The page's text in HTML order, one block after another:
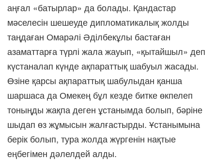
аңғал «батырлар» да болады. Қандастар
мәселесін шешеуде дипломатикалық жолды
таңдаған Омарәлі Әділбекұлы бастаған
азаматтарға түрлі жала жауып, «қытайшыл» деп
күстаналап күнде ақпараттық шабуыл жасады.
Өзіне қарсы ақпараттық шабулыдан қанша
шаршаса да Омекең бұл кезде битке өкпелеп
тоныңды жақпа деген ұстанымда болып, бәріне
шыдап өз жұмысын жалғастырды. Ұстанымына
берік болып, тура жолда жүргенін нақтые
еңбегімен дәлелдей алды.